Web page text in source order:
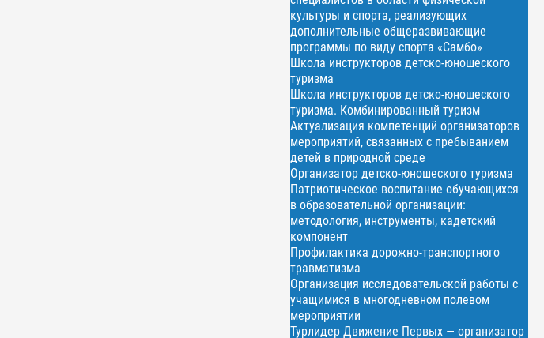
культуры и спорта, реализующих
дополнительные общеразвивающие
программы по виду спорта «Самбо»
Школа инструкторов детско-юношеского
туризма
Школа инструкторов детско-юношеского
туризма. Комбинированный туризм
Актуализация компетенций организаторов
мероприятий, связанных с пребыванием
детей в природной среде
Организатор детско-юношеского туризма
Патриотическое воспитание обучающихся
в образовательной организации:
методология, инструменты, кадетский
компонент
Профилактика дорожно-транспортного
травматизма
Организация исследовательской работы с
учащимися в многодневном полевом
мероприятии
Турлидер Движение Первых — организатор